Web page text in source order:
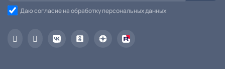
Даю согласие на обработку персональных данных